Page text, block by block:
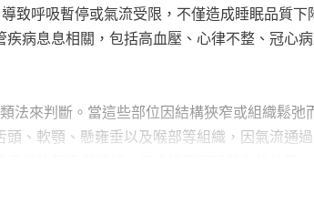
致呼吸暫停或氣流受限，不僅造成睡眠品質下
病息息相關，包括高血壓、心律不整、冠心
法來判斷。當這些部位因結構狹窄或組織鬆弛
、軟顎、懸雍垂以及喉部等組織，因氣流通
頻的頻率與振幅，初步推測打呼發生的位置。